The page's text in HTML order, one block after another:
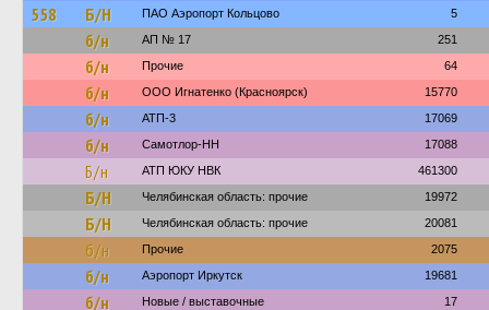
558 Б/Н ПАО Аэропорт Кольцово 5
б/н АП № 17 251
б/н Прочие 64
б/н ООО Игнатенко (Красноярск) 15770
б/н АТП-3 17069
б/н Самотлор-НН 17088
Б/н АТП ЮКУ НВК 461300
Б/Н Челябинская область: прочие 19972
Б/Н Челябинская область: прочие 20081
б/н Прочие 2075
б/н Аэропорт Иркутск 19681
б/н Новые / выставочные 17